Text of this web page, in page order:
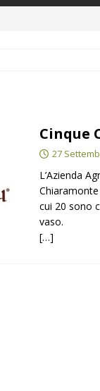
Cinque
27
L’Azienda
cui 20 sono
vaso.
[…]